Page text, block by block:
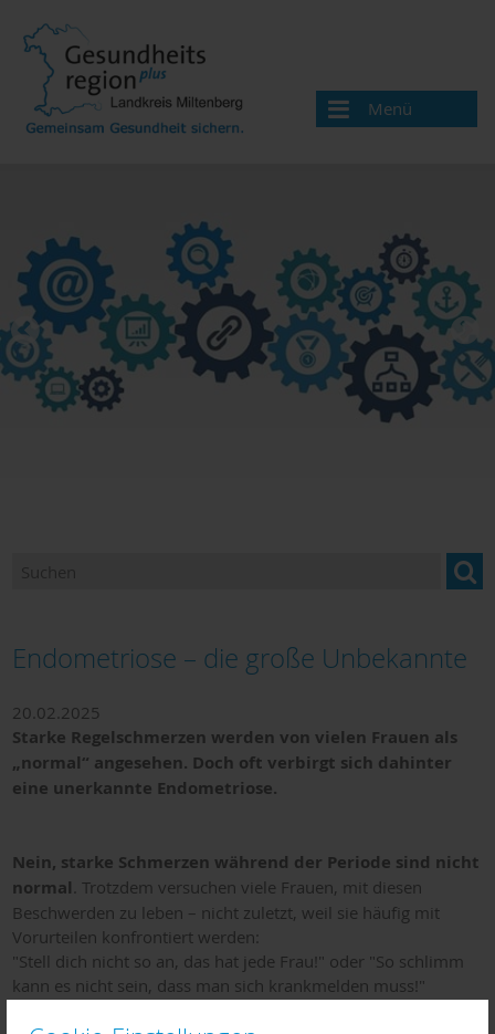
Menü
Veranstaltungen
Über uns
Handlungsfelder
Gesundheitswegweiser
Endometriose – die große Unbekannte
20.02.2025
Starke Regelschmerzen werden von vielen Frauen als
„normal“ angesehen. Doch oft verbirgt sich dahinter
eine unerkannte Endometriose.
Nein, starke Schmerzen während der Periode sind nicht
normal . Trotzdem versuchen viele Frauen, mit diesen
Beschwerden zu leben – nicht zuletzt, weil sie häufig mit
Vorurteilen konfrontiert werden:
"Stell dich nicht so an, das hat jede Frau!" oder "So schlimm
kann es nicht sein, dass man sich krankmelden muss!"